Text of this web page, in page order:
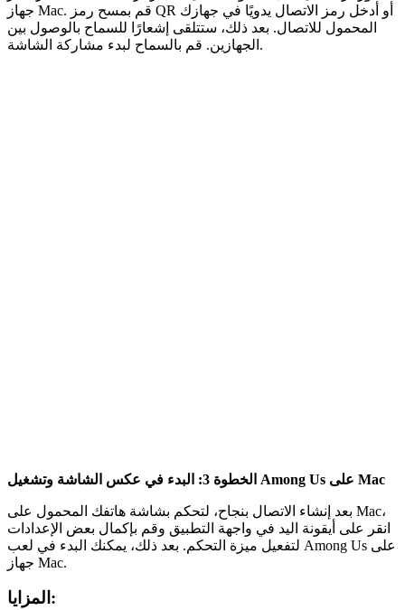
جهاز Mac. قم بمسح رمز QR أو أدخل رمز الاتصال يدويًا في جهازك
المحمول للاتصال. بعد ذلك، ستتلقى إشعارًا للسماح بالوصول بين
الجهازين. قم بالسماح لبدء مشاركة الشاشة.
الخطوة 3: البدء في عكس الشاشة وتشغيل Among Us على Mac
بعد إنشاء الاتصال بنجاح، لتحكم بشاشة هاتفك المحمول على Mac،
انقر على أيقونة اليد في واجهة التطبيق وقم بإكمال بعض الإعدادات
لتفعيل ميزة التحكم. بعد ذلك، يمكنك البدء في لعب Among Us على
جهاز Mac.
المزايا: